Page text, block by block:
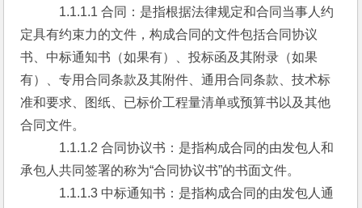
1.1.1.1 合同：是指根据法律规定和合同当事人约
定具有约束力的文件，构成合同的文件包括合同协议
书、中标通知书（如果有）、投标函及其附录（如果
有）、专用合同条款及其附件、通用合同条款、技术标
准和要求、图纸、已标价工程量清单或预算书以及其他
合同文件。
1.1.1.2 合同协议书：是指构成合同的由发包人和
承包人共同签署的称为“合同协议书”的书面文件。
1.1.1.3 中标通知书：是指构成合同的由发包人通